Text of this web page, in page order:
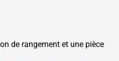
de rangement et une pièce